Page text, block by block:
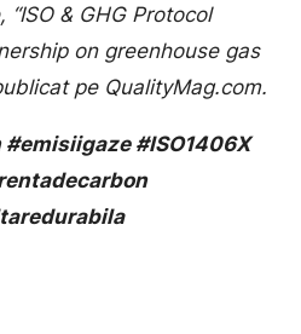
“ISO & GHG Protocol
on greenhouse gas
pe QualityMag.com.
#emisiigaze #ISO1406X